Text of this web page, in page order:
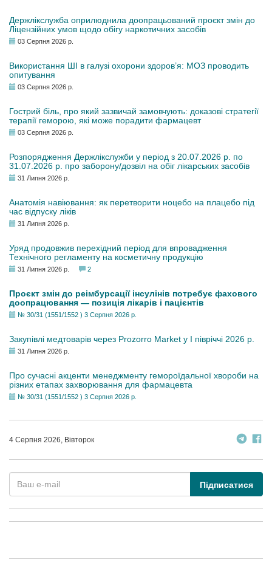
Держлікслужба оприлюднила доопрацьований проєкт змін до
Ліцензійних умов щодо обігу наркотичних засобів
03 Серпня 2026 р.
Використання ШІ в галузі охорони здоров’я: МОЗ проводить
опитування
03 Серпня 2026 р.
Гострий біль, про який зазвичай замовчують: доказові стратегії
терапії геморою, які може порадити фармацевт
03 Серпня 2026 р.
Розпорядження Держлікслужби у період з 20.07.2026 р. по
31.07.2026 р. про заборону/дозвіл на обіг лікарських засобів
31 Липня 2026 р.
Анатомія навіювання: як перетворити ноцебо на плацебо під
час відпуску ліків
31 Липня 2026 р.
Уряд продовжив перехідний період для впровадження
Технічного регламенту на косметичну продукцію
31 Липня 2026 р. 2
Проєкт змін до реімбурсації інсулінів потребує фахового
доопрацювання — позиція лікарів і пацієнтів
№ 30/31 (1551/1552 ) 3 Серпня 2026 р.
Закупівлі медтоварів через Prozorro Market у I півріччі 2026 р.
31 Липня 2026 р.
Про сучасні акценти менеджменту гемороїдальної хвороби на
різних етапах захворювання для фармацевта
№ 30/31 (1551/1552 ) 3 Серпня 2026 р.
4 Серпня 2026, Вівторок
Підписатися